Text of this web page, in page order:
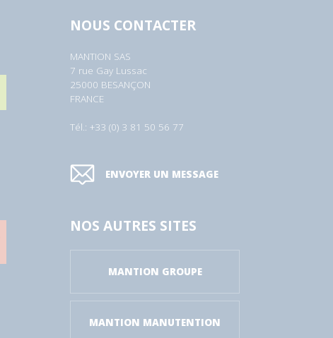
NOUS CONTACTER
MANTION SAS
7 rue Gay Lussac
25000 BESANÇON
FRANCE
Tél.: +33 (0) 3 81 50 56 77
ENVOYER UN MESSAGE
NOS AUTRES SITES
MANTION GROUPE
MANTION MANUTENTION